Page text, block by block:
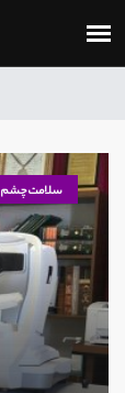
سلامت چشم